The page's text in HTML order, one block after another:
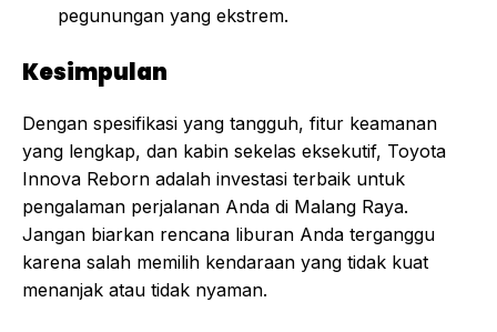
pegunungan yang ekstrem.
Kesimpulan
Dengan spesifikasi yang tangguh, fitur keamanan
yang lengkap, dan kabin sekelas eksekutif, Toyota
Innova Reborn adalah investasi terbaik untuk
pengalaman perjalanan Anda di Malang Raya.
Jangan biarkan rencana liburan Anda terganggu
karena salah memilih kendaraan yang tidak kuat
menanjak atau tidak nyaman.